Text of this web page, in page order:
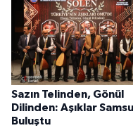
Sazın Telinden, Gönül
Dilinden: Aşıklar
Buluştu